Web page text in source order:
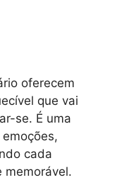
oferecem
que vai
se. É uma
cada
memorável.